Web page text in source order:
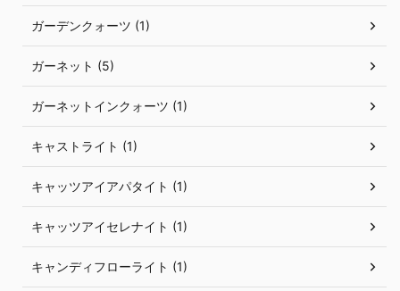
ガーデンクォーツ (1)
ガーネット (5)
ガーネットインクォーツ (1)
キャストライト (1)
キャッツアイアパタイト (1)
キャッツアイセレナイト (1)
キャンディフローライト (1)